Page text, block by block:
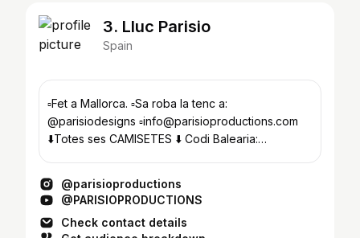
3. Lluc Parisio
Spain
▫️Fet a Mallorca. ▫️Sa roba la tenc a:
@parisiodesigns ▫️info@parisioproductions.com
⬇️Totes ses CAMISETES ⬇️ Codi Balearia:
@parisioproductions
@PARISIOPRODUCTIONS
Check contact details